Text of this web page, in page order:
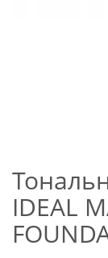
IDEAL